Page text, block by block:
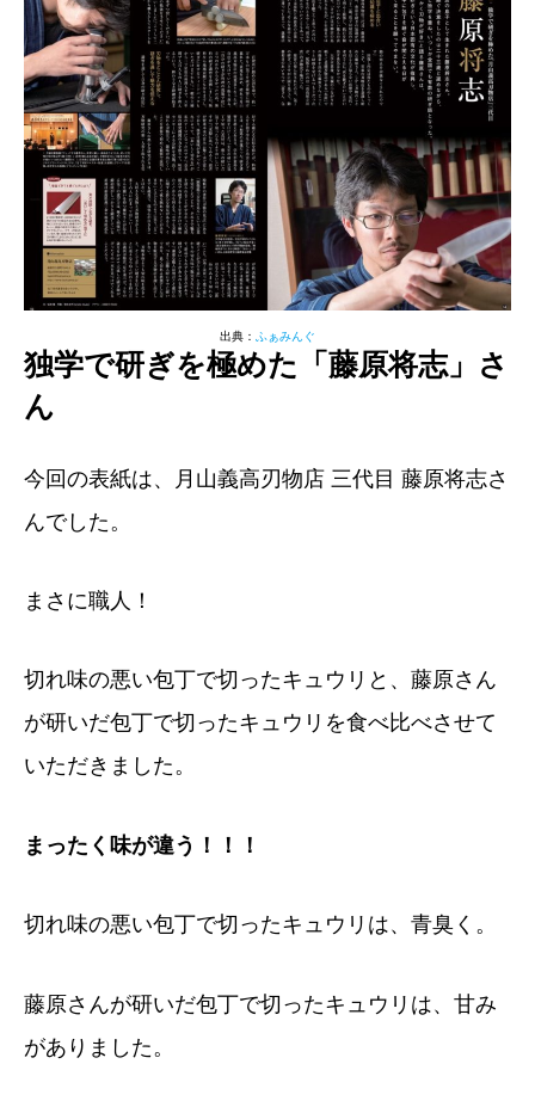
出典： ふぁみんぐ
独学で研ぎを極めた「藤原将志」さ
ん
今回の表紙は、月山義高刃物店 三代目 藤原将志さ
んでした。
まさに職人！
切れ味の悪い包丁で切ったキュウリと、藤原さん
が研いだ包丁で切ったキュウリを食べ比べさせて
いただきました。
まったく味が違う！！！
切れ味の悪い包丁で切ったキュウリは、青臭く。
藤原さんが研いだ包丁で切ったキュウリは、甘み
がありました。